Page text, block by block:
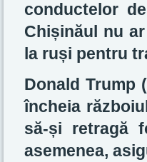
conductelor
Chișinăul nu
la ruși pentru
Donald Trump
încheia
să-și retragă
asemenea,